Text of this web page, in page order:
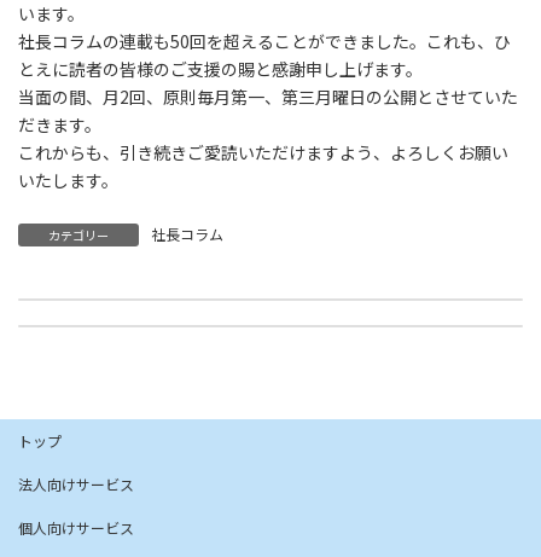
います。
社長コラムの連載も50回を超えることができました。これも、ひ
とえに読者の皆様のご支援の賜と感謝申し上げます。
当面の間、月2回、原則毎月第一、第三月曜日の公開とさせていた
だきます。
これからも、引き続きご愛読いただけますよう、よろしくお願い
いたします。
カテゴリー 社長コラム
令和7年8月27日、日本政策金融公庫 旭川支店より11名が、北海道健誠社を施設見学で訪問されました。
トップ
法人向けサービス
個人向けサービス